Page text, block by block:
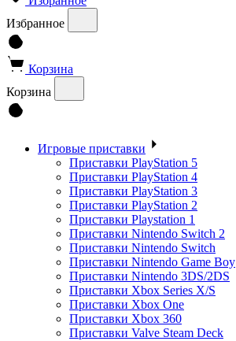
Избранное
Корзина
Корзина
Игровые приставки
Приставки PlayStation 5
Приставки PlayStation 4
Приставки PlayStation 3
Приставки PlayStation 2
Приставки Playstation 1
Приставки Nintendo Switch 2
Приставки Nintendo Switch
Приставки Nintendo Game Boy
Приставки Nintendo 3DS/2DS
Приставки Xbox Series X/S
Приставки Xbox One
Приставки Xbox 360
Приставки Valve Steam Deck